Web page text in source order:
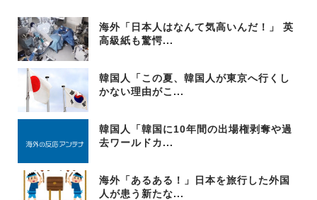
海外「日本人はなんて気高いんだ！」 英
高級紙も驚愕...
韓国人「この夏、韓国人が東京へ行くし
かない理由がこ...
韓国人「韓国に10年間の出場権剥奪や過
去ワールドカ...
海外「あるある！」日本を旅行した外国
人が患う新たな...